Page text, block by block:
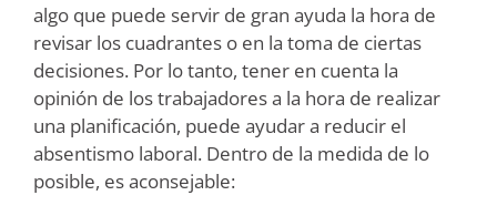
algo que puede servir de gran ayuda la hora de
revisar los cuadrantes o en la toma de ciertas
decisiones. Por lo tanto, tener en cuenta la
opinión de los trabajadores a la hora de realizar
una planificación, puede ayudar a reducir el
absentismo laboral. Dentro de la medida de lo
posible, es aconsejable: